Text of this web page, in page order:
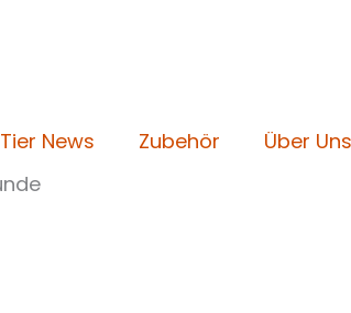
Tier News Zubehör
Über Uns